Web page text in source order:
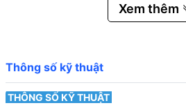
Để gắn vào trục không khí hoặc
đặt tùy thuộc vào cách quạt được
gió).
Động cơ bạc đạn có thể hoạt động
bảo trì thêm.
Xem thêm
Thông số kỹ thuật
THÔNG SỐ KỸ THUẬT